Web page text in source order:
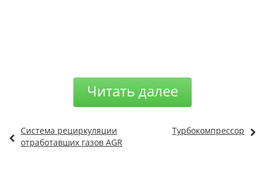
Читать далее
Система рециркуляции
отработавших газов AGR
Турбокомпрессор